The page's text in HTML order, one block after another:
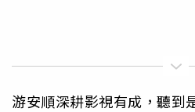
游安順深耕影視有成，聽到